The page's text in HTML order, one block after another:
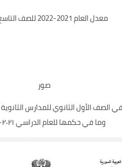
معدل العام 2021-2022 للصف التاسع 2021
صور
في الصف الأول الثانوي للمدارس
وما في حكمها للعام الدراسي ٢٠٢١-٢٠٢٢.